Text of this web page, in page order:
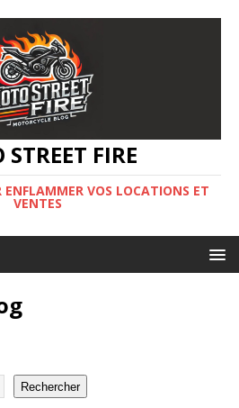
FIRE
VOS LOCATIONS ET
VENTES
Rechercher